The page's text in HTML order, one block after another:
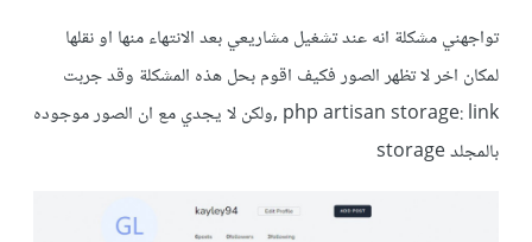
تواجهني مشكلة انه عند تشغيل مشاريعي بعد الانتهاء منها او نقلها
لمكان اخر لا تظهر الصور فكيف اقوم بحل هذه المشكلة وقد جربت
php artisan storage: link ,ولكن لا يجدي مع ان الصور موجوده
بالمجلد storage